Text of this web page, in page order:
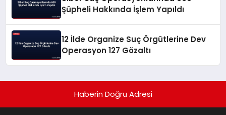
Şüpheli Hakkında İşlem Yapıldı
12 İlde Organize Suç Örgütlerine Dev
Operasyon 127 Gözaltı
Haberin Doğru Adresi